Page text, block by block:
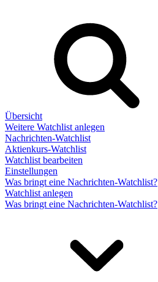
Übersicht
Weitere Watchlist anlegen
Nachrichten-Watchlist
Aktienkurs-Watchlist
Watchlist bearbeiten
Einstellungen
Was bringt eine Nachrichten-Watchlist?
Watchlist anlegen
Was bringt eine Nachrichten-Watchlist?